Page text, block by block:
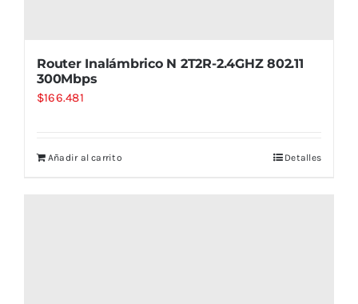
Router Inalámbrico N 2T2R-2.4GHZ 802.11
300Mbps
$166.481
Añadir al carrito Detalles